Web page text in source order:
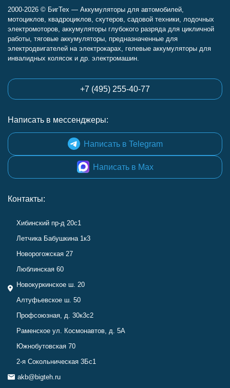
2000-2026 © БигТех — Аккумуляторы для автомобилей,
мотоциклов, квадроциклов, скутеров, садовой техники, лодочных
электромоторов, аккумуляторы глубокого разряда для цикличной
работы, тяговые аккумуляторы, предназначенные для
электродвигателей на электрокарах, гелевые аккумуляторы для
инвалидных колясок и др. электромашин.
+7 (495) 255-40-77
Написать в мессенджеры:
Написать в Telegram
Написать в Max
Контакты:
Хибинский пр-д 20с1
Летчика Бабушкина 1к3
Новорогожская 27
Люблинская 60
Новокуркинское ш. 20
Алтуфьевское ш. 50
Профсоюзная, д. 30к3с2
Раменское ул. Космонавтов, д. 5А
Южнобутовская 70
2-я Сокольническая 3Бс1
akb@bigteh.ru